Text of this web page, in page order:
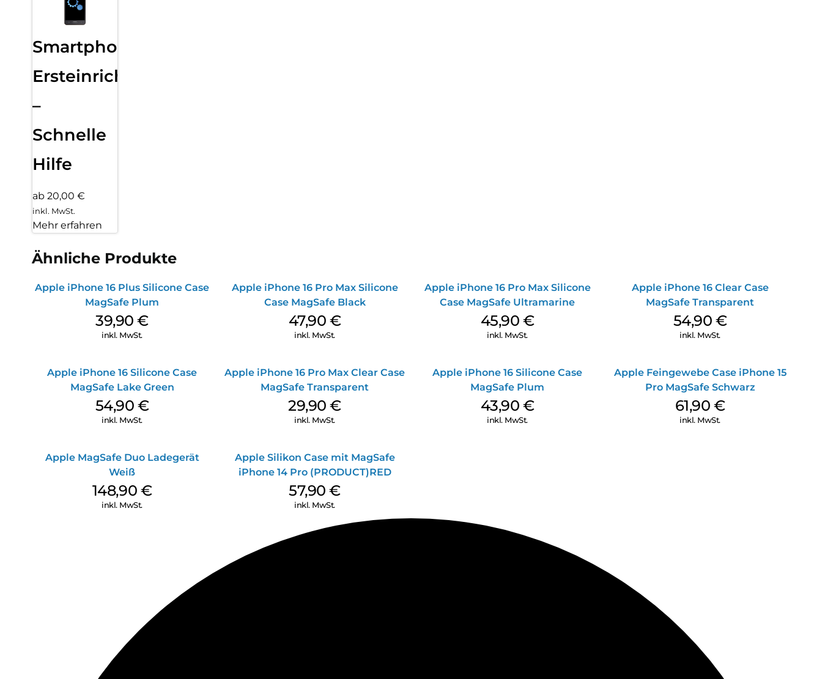
Smartphone
Ersteinrichtung
–
Schnelle
Hilfe
ab 20,00 €
inkl. MwSt.
Mehr erfahren
Ähnliche Produkte
Apple iPhone 16 Plus Silicone Case
MagSafe Plum
39,90€
inkl. MwSt.
Apple iPhone 16 Pro Max Silicone
Case MagSafe Black
47,90 €
inkl. MwSt.
Apple iPhone 16 Pro Max Silicone
Case MagSafe Ultramarine
45,90 €
inkl. MwSt.
Apple iPhone 16 Clear Case
MagSafe Transparent
54,90 €
inkl. MwSt.
Apple iPhone 16 Silicone Case
MagSafe Lake Green
54,90 €
inkl. MwSt.
Apple iPhone 16 Pro Max Clear Case
MagSafe Transparent
29,90€
inkl. MwSt.
Apple iPhone 16 Silicone Case
MagSafe Plum
43,90 €
inkl. MwSt.
Apple Feingewebe Case iPhone 15
Pro MagSafe Schwarz
61,90 €
inkl. MwSt.
Apple MagSafe Duo Ladegerät
Weiß
148,90 €
inkl. MwSt.
Apple Silikon Case mit MagSafe
iPhone 14 Pro (PRODUCT)RED
57,90€
inkl. MwSt.